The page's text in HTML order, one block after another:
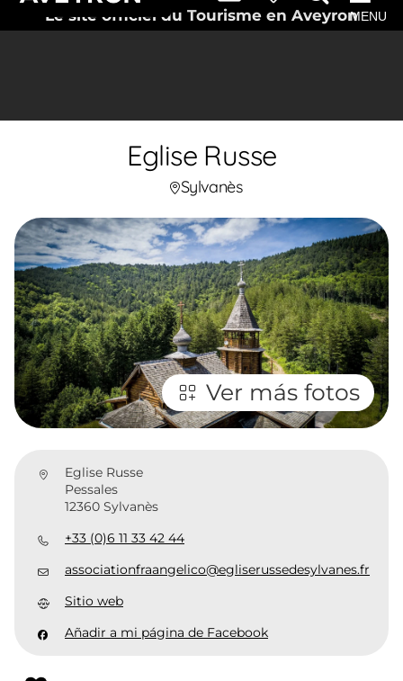
Le site officiel du Tourisme en AveyronMENU
Eglise Russe
Sylvanès
Ver más fotos
Eglise Russe
Pessales
12360 Sylvanès
+33 (0)6 11 33 42 44
associationfraangelico@egliserussedesylvanes.fr
Sitio web
Añadir a mi página de Facebook